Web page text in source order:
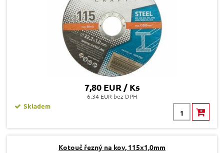
7,80 EUR / Ks
6.34 EUR bez DPH
Skladem
Kotouč řezný na kov, 115x1,0mm